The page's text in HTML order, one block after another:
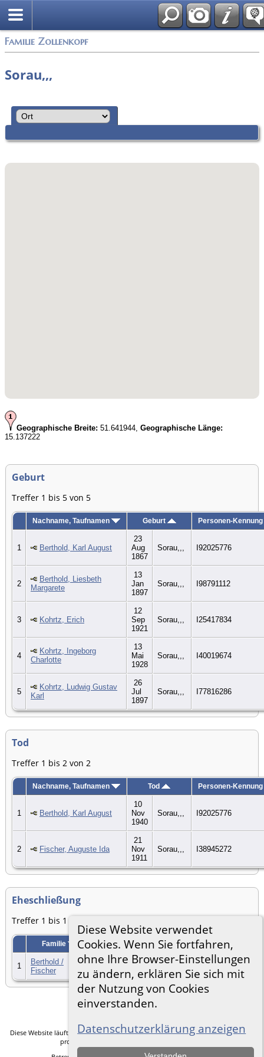
Familie Zollenkopf
Diese Website verwendet
Cookies. Wenn Sie fortfahren,
ohne Ihre Browser-Einstellungen
zu ändern, erklären Sie sich mit
der Nutzung von Cookies
einverstanden.
Datenschutzerklärung anzeigen
Sorau,,,
Geographische Breite: 51.641944, Geographische Länge:
15.137222
Geburt
Treffer 1 bis 5 von 5
Nachname, Taufnamen Geburt Personen-Kennung
1 Berthold, Karl August
23
Aug
1867
Sorau,,, I92025776
2
Berthold, Liesbeth
Margarete
13
Jan
1897
Sorau,,, I98791112
3 Kohrtz, Erich
12
Sep
1921
Sorau,,, I25417834
4
Kohrtz, Ingeborg
Charlotte
13
Mai
1928
Sorau,,, I40019674
5
Kohrtz, Ludwig Gustav
Karl
26
Jul
1897
Sorau,,, I77816286
Tod
Treffer 1 bis 2 von 2
Nachname, Taufnamen Tod Personen-Kennung
1 Berthold, Karl August
10
Nov
1940
Sorau,,, I92025776
2 Fischer, Auguste Ida
21
Nov
1911
Sorau,,, I38945272
Eheschließung
Treffer 1 bis 1 von 1
Familie Eheschließung Familien-Kennung
1
Berthold /
Fischer
30 Jul
1889
Sorau,,, F55656510
Zur Desktop-Webseite wechseln
Diese Website läuft mitThe Next Generation of Genealogy Sitebuildingv. 14.0.5,
programmiert von Darrin Lythgoe © 2001-2026.